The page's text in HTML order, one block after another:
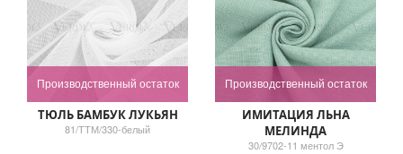
Производственный остаток
ТЮЛЬ БАМБУК ЛУКЬЯН
81/ТТМ/330-белый
Производственный остаток
ИМИТАЦИЯ ЛЬНА
МЕЛИНДА
30/9702-11 ментол Э